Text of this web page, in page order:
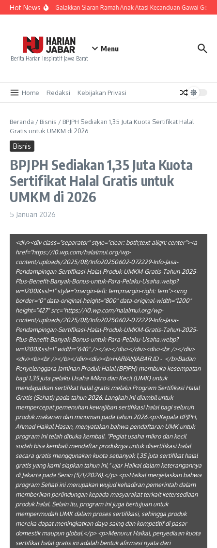
Lewati ke konten
Hot News
KPID Jabar Galakkan Siaran Ramah Anak Atasi Kecanduan Gawai Gen Z
Berita Harian Inspiratif Jawa Barat
Menu
Home Redaksi Kebijakan Privasi
Beranda / Bisnis / BPJPH Sediakan 1,35 Juta Kuota Sertifikat Halal
Gratis untuk UMKM di 2026
Bisnis
BPJPH Sediakan 1,35 Juta Kuota
Sertifikat Halal Gratis untuk
UMKM di 2026
5 Januari 2026
<div><div class="separator" style="clear: both;text-align: center"><a
href="https://i0.wp.com/halalmui.org/wp-
content/uploads/2025/08/Info20250602-072229-Info-Jasa-
Pendampingan-Sertifikasi-Halal-Produk-UMKM-Gratis-Tahun-2025-
Plus-Benefit-Banyak-Bonus-untuk-Para-Pelaku-Usaha.webp?
w=1200&ssl=1" style="margin-left: 1em;margin-right: 1em"><img
border="0" data-original-height="800" data-original-width="1200"
height="427" src="https://i0.wp.com/halalmui.org/wp-
content/uploads/2025/08/Info20250602-072229-Info-Jasa-
Pendampingan-Sertifikasi-Halal-Produk-UMKM-Gratis-Tahun-2025-
Plus-Benefit-Banyak-Bonus-untuk-Para-Pelaku-Usaha.webp?
w=1200&ssl=1" width="640" /></a></div></div><div><br /></div>
<div><b><br /></b></div><div><b>HARIANJABAR.ID - </b>Badan
Penyelenggara Jaminan Produk Halal (BPJPH) membuka kesempatan
bagi 1,35 juta pelaku Usaha Mikro dan Kecil (UMK) untuk
mendapatkan sertifikat halal gratis melalui Program Sertifikasi Halal
Gratis (Sehati) pada tahun 2026. Langkah ini diambil untuk
mempercepat pemenuhan kewajiban sertifikasi halal bagi seluruh
produk makanan dan minuman pada tahun 2026.<p>Kepala BPJPH,
Ahmad Haikal Hasan, menyatakan bahwa pendaftaran UMK untuk
program ini telah dibuka kembali. "Pegiat usaha mikro dan kecil
sudah bisa kembali mendaftar produknya untuk disertifikasi halal
secara gratis menggunakan kuota sebanyak 1,35 juta sertifikat halal
gratis yang kami siapkan tahun ini," ujar Haikal dalam keterangannya
di Jakarta pada Senin (5/1/2026).</p> <p>Haikal menjelaskan bahwa
program Sehati ini merupakan wujud kehadiran pemerintah dalam
memberikan perlindungan kepada masyarakat terkait ketersediaan
produk halal. Selain itu, program ini juga bertujuan untuk
mempermudah UMK dalam proses sertifikasi, sehingga produk
mereka dapat meningkatkan daya saing dan kompetitif di pasar
domestik maupun global.</p> <p>Menurut Haikal, penyediaan kuota
sertifikat halal gratis ini adalah bentuk afirmasi nyata dari